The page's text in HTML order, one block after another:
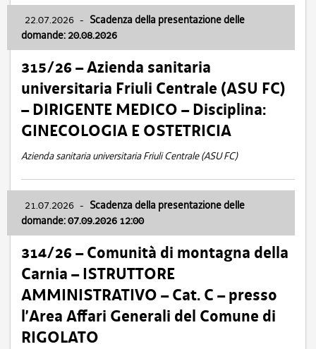
22.07.2026 - Scadenza della presentazione delle
domande: 20.08.2026
315/26 – Azienda sanitaria
universitaria Friuli Centrale (ASU FC)
– DIRIGENTE MEDICO – Disciplina:
GINECOLOGIA E OSTETRICIA
Azienda sanitaria universitaria Friuli Centrale (ASU FC)
21.07.2026 - Scadenza della presentazione delle
domande: 07.09.2026 12:00
314/26 – Comunità di montagna della
Carnia – ISTRUTTORE
AMMINISTRATIVO – Cat. C – presso
l’Area Affari Generali del Comune di
RIGOLATO